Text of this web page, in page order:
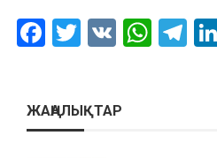
Facebook
Twitter
VK
ЖАҢАЛЫҚТАР